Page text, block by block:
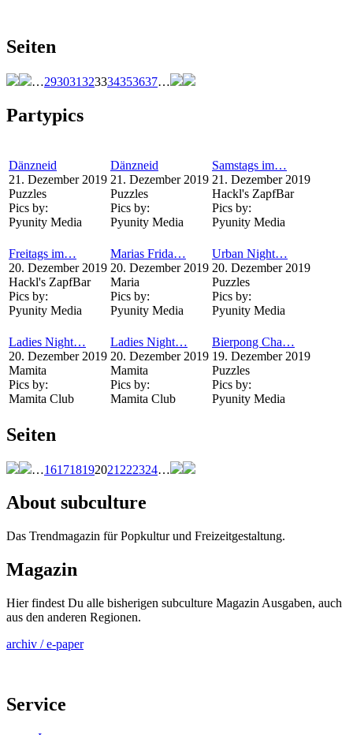
Seiten
…293031323334353637…
Partypics
Dänzneid
21. Dezember 2019
Puzzles
Pics by:
Pyunity Media
Dänzneid
21. Dezember 2019
Puzzles
Pics by:
Pyunity Media
Samstags im…
21. Dezember 2019
Hackl's ZapfBar
Pics by:
Pyunity Media
Freitags im…
20. Dezember 2019
Hackl's ZapfBar
Pics by:
Pyunity Media
Marias Frida…
20. Dezember 2019
Maria
Pics by:
Pyunity Media
Urban Night…
20. Dezember 2019
Puzzles
Pics by:
Pyunity Media
Ladies Night…
20. Dezember 2019
Mamita
Pics by:
Mamita Club
Ladies Night…
20. Dezember 2019
Mamita
Pics by:
Mamita Club
Bierpong Cha…
19. Dezember 2019
Puzzles
Pics by:
Pyunity Media
Seiten
…161718192021 222324…
About subculture
Das Trendmagazin für Popkultur und Freizeitgestaltung.
Magazin
Hier findest Du alle bisherigen subculture Magazin Ausgaben, auch
aus den anderen Regionen.
archiv / e-paper
Service